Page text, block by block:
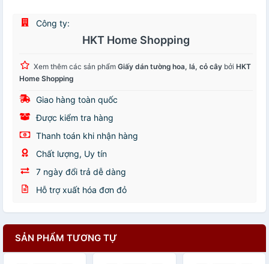
Công ty:
HKT Home Shopping
Xem thêm các sản phẩm Giấy dán tường hoa, lá, cỏ cây bởi HKT
Home Shopping
Giao hàng toàn quốc
Được kiểm tra hàng
Thanh toán khi nhận hàng
Chất lượng, Uy tín
7 ngày đổi trả dễ dàng
Hỗ trợ xuất hóa đơn đỏ
SẢN PHẨM TƯƠNG TỰ